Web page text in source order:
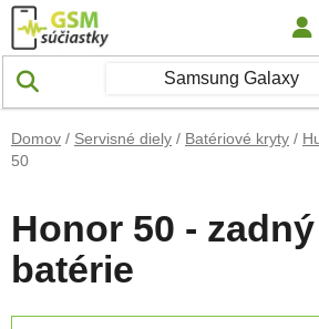
Prejsť na obsah
Domov / Servisné diely / Batériové kryty /
50
Honor 50 -
batérie